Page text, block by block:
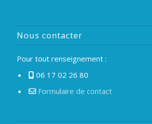
Nous contacter
Pour tout renseignement :
06 17 02 26 80
Formulaire de contact